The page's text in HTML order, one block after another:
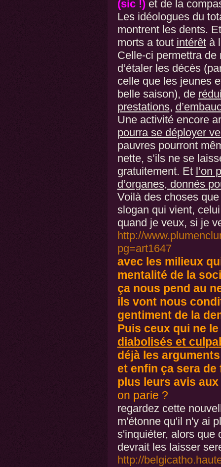
(sic !)et de la
Les idéologues du
montrent les dents.
morts a tout intérêtà
Celle-ci permettra de
d’étaler les décès
celle que les jeunes
belle saison), de
prestations,
Une activité encore
pourra se déployer
pauvres pourront
nette, s’ils ne se
gratuitement. Et l’on
d’organes, donnés
Voilà des choses
slogan qui vient,
quand je veux, si je
http://
pg=art1647
avec les milieux
mentalité de la
ça nous pend au
ils vont nous
gentiment de la
Puis ceux qui ne
diabolisés et
déjà les
et enfin ça sera
plus leurs avis aux
on parie ?
regardez cette
m'étonne qu'il n'y ai
s'inquiéter, alors que
devrait les laisser
http://